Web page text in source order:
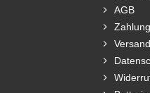
AGB
Zahlung
Versand